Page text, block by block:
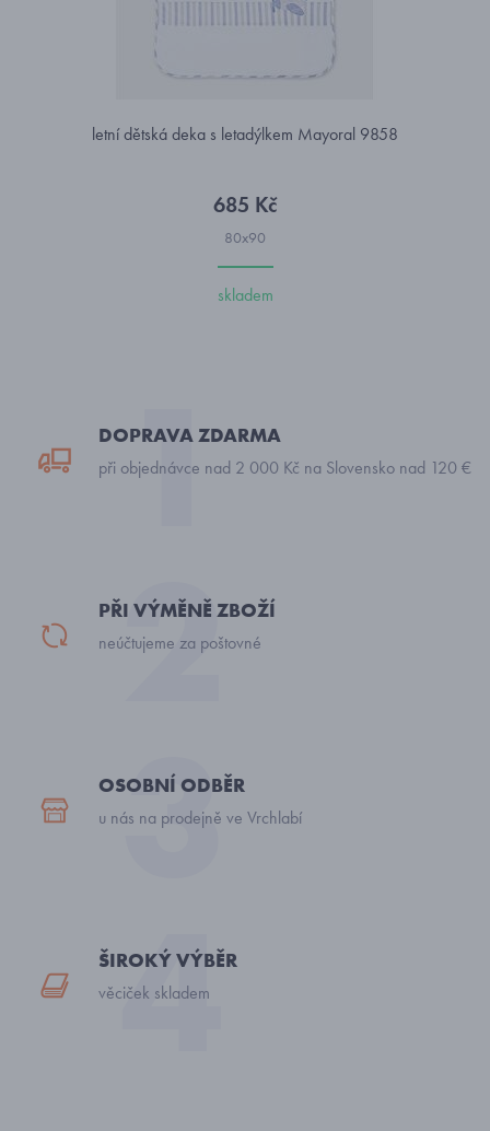
letní dětská deka s letadýlkem Mayoral 9858
685 Kč
80x90
skladem
DOPRAVA ZDARMA
při objednávce nad 2 000 Kč na Slovensko nad 120 €
PŘI VÝMĚNĚ ZBOŽÍ
neúčtujeme za poštovné
OSOBNÍ ODBĚR
u nás na prodejně ve Vrchlabí
ŠIROKÝ VÝBĚR
věciček skladem